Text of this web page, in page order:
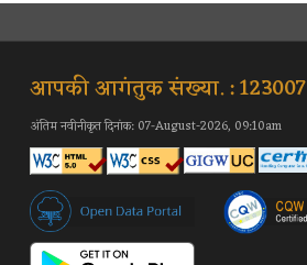
आपकी आगंतुक संख्या. : 123007
अंतिम नवीनीकृत दिनांक: 07-August-2026, 09:10am